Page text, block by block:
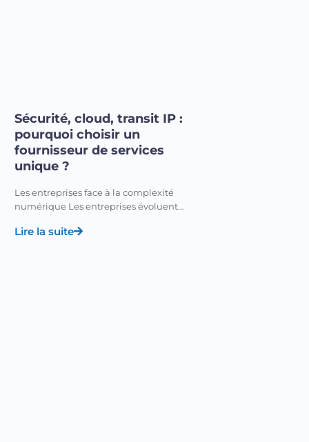
Sécurité, cloud, transit IP :
pourquoi choisir un
fournisseur de services
unique ?
Les entreprises face à la complexité
numérique Les entreprises évoluent…
Lire la suite